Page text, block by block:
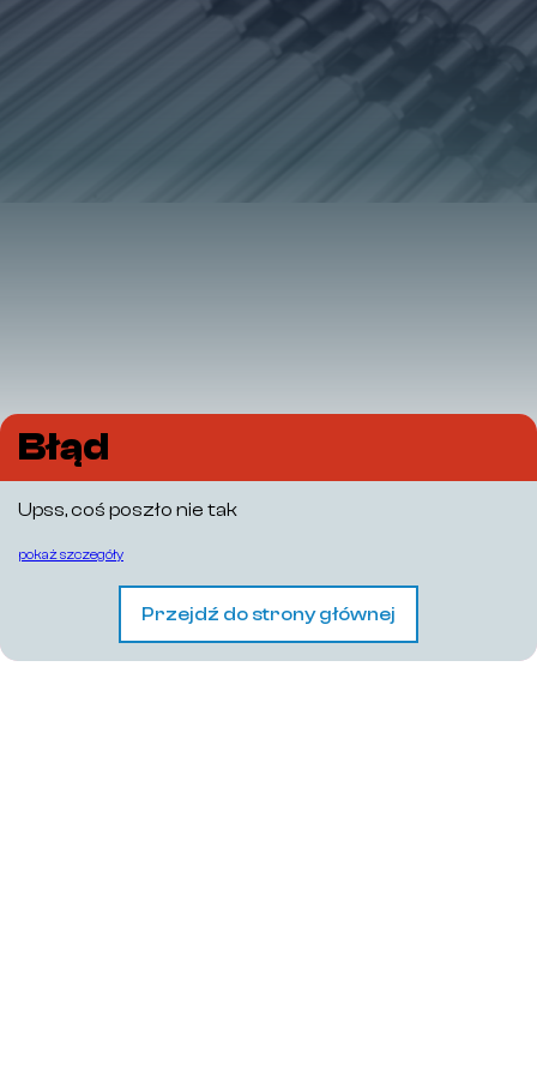
Błąd
Upss, coś poszło nie tak
pokaż szczegóły
Przejdź do strony głównej